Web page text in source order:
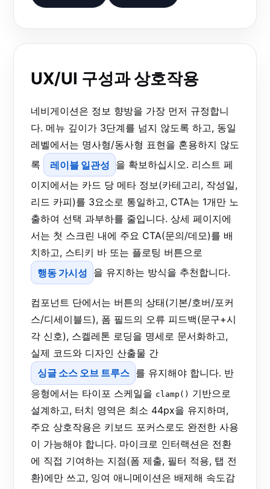
UX/UI 구성과 상호작용
네비게이션은 정보 향방을 가장 먼저 규정합니
다. 메뉴 깊이가 3단계를 넘지 않도록 하고, 동일
레벨에서는 명사형/동사형 표현을 혼용하지 않도
록
레이블 일관성 을 확보하십시오. 리스트 페
이지에서는 카드 당 메타 정보(카테고리, 작성일,
리드 카피)를 3요소로 통일하고, CTA는 1개만 노
출하여 선택 과부하를 줄입니다. 상세 페이지에
서는 첫 스크린 내에 주요 CTA(문의/데모)를 배
치하고, 스티키 바 또는 플로팅 버튼으로
행동 가시성 을 유지하는 방식을 추천합니다.
컴포넌트 단에서는 버튼의 상태(기본/호버/포커
스/디세이블드), 폼 필드의 오류 피드백(문구+시
각 신호), 스켈레톤 로딩을 명세로 문서화하고,
실제 코드와 디자인 산출물 간
싱글 소스 오브 트루스 를 유지해야 합니다. 반
응형에서는 타이포 스케일을 clamp() 기반으로
설계하고, 터치 영역은 최소 44px을 유지하며,
주요 상호작용은 키보드 포커스로도 완전한 사용
이 가능해야 합니다. 마이크로 인터랙션은 전환
에 직접 기여하는 지점(폼 제출, 필터 적용, 탭 전
환)에만 쓰고, 잉여 애니메이션은 배제해 속도감